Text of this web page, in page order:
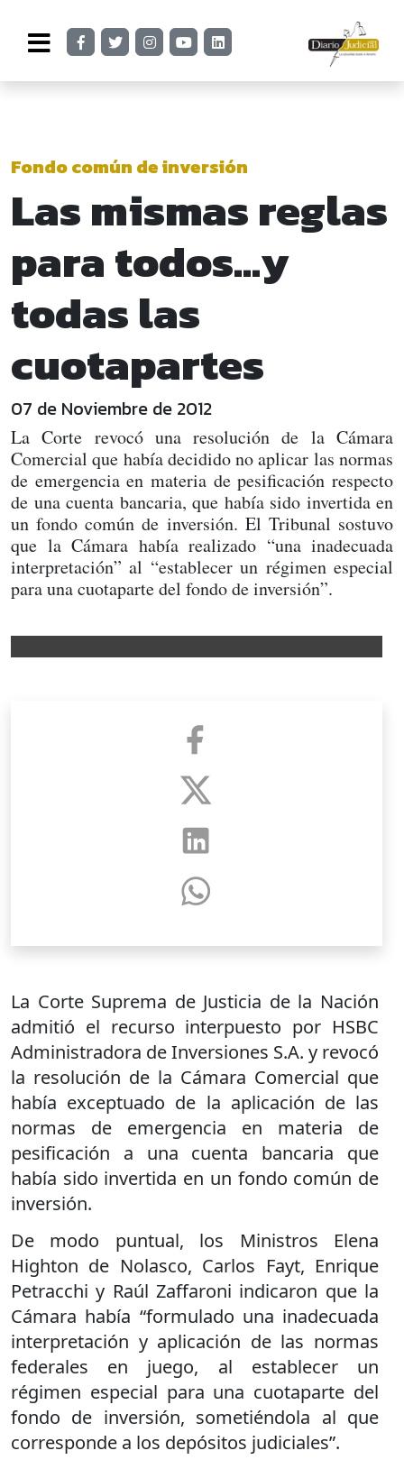
Fondo común de inversión
Las mismas reglas
para todos...y
todas las
cuotapartes
07 de Noviembre de 2012
La Corte revocó una resolución de la Cámara
Comercial que había decidido no aplicar las normas
de emergencia en materia de pesificación respecto
de una cuenta bancaria, que había sido invertida en
un fondo común de inversión. El Tribunal sostuvo
que la Cámara había realizado “una inadecuada
interpretación” al “establecer un régimen especial
para una cuotaparte del fondo de inversión”.
La Corte Suprema de Justicia de la Nación
admitió el recurso interpuesto por HSBC
Administradora de Inversiones S.A. y revocó
la resolución de la Cámara Comercial que
había exceptuado de la aplicación de las
normas de emergencia en materia de
pesificación a una cuenta bancaria que
había sido invertida en un fondo común de
inversión.
De modo puntual, los Ministros Elena
Highton de Nolasco, Carlos Fayt, Enrique
Petracchi y Raúl Zaffaroni indicaron que la
Cámara había “formulado una inadecuada
interpretación y aplicación de las normas
federales en juego, al establecer un
régimen especial para una cuotaparte del
fondo de inversión, sometiéndola al que
corresponde a los depósitos judiciales”.